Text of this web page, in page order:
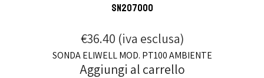
Aggiungi al carrello
SN207000
€36.40 (iva esclusa)
SONDA ELIWELL MOD. PT100 AMBIENTE